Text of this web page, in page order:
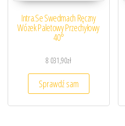
Intra.Se Swedmach Ręczny
Wózek Paletowy Przechyłowy
40°
8 031,90zł
Sprawdź sam